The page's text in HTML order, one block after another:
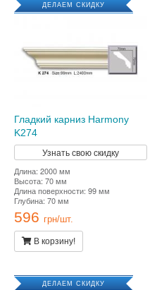
ДЕЛАЕМ СКИДКУ
Гладкий карниз Harmony
K274
Узнать свою скидку
Длина: 2000 мм
Высота: 70 мм
Длина поверхности: 99 мм
Глубина: 70 мм
596 грн/шт.
В корзину!
ДЕЛАЕМ СКИДКУ